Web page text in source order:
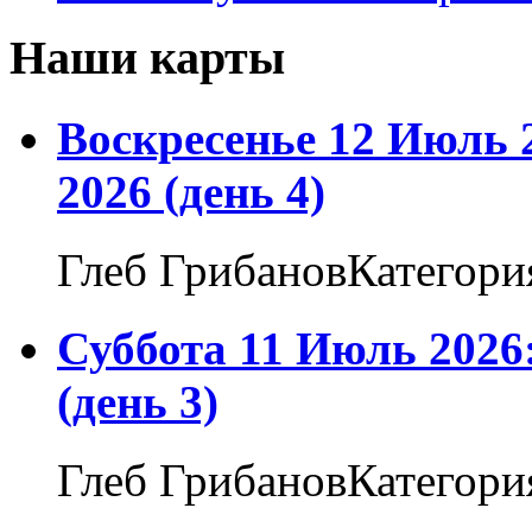
Наши карты
Воскресенье 12 Июль
2026 (день 4)
Глеб
Суббота 11 Июль
(день 3)
Глеб